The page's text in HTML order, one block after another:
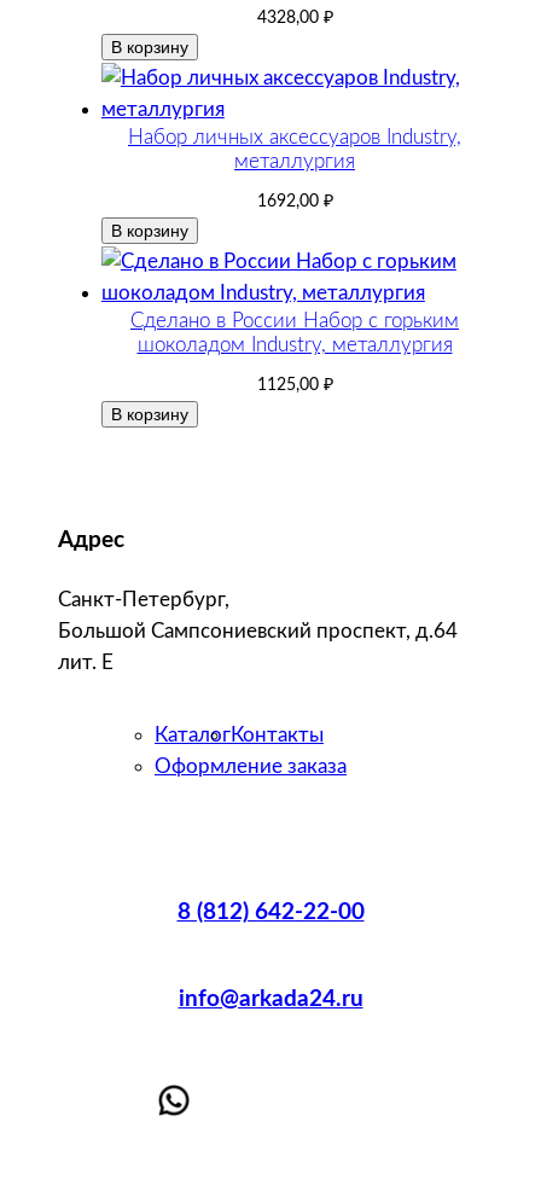
4328,00 ₽
В корзину
Набор личных аксессуаров Industry,
металлургия
1692,00 ₽
В корзину
Сделано в России Набор c горьким
шоколадом Industry, металлургия
1125,00 ₽
В корзину
Адрес
Санкт-Петербург,
Большой Сампсониевский проспект, д.64
лит. Е
КаталогКонтакты
Оформление заказа
8 (812) 642-22-00
info@arkada24.ru